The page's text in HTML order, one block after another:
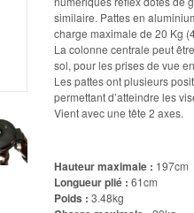
similaire. Pattes en
charge maximale de 20 Kg
La colonne centrale peut
sol, pour les prises de vue
Les pattes ont plusieurs
permettant d’atteindre les
Vient avec une tête 2 axes.
Hauteur maximale : 197cm
Longueur plié : 61cm
Poids : 3.48kg